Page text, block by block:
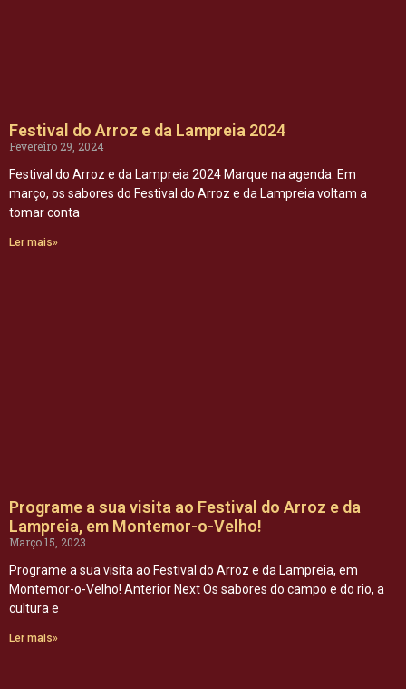
Festival do Arroz e da Lampreia 2024
Fevereiro 29, 2024
Festival do Arroz e da Lampreia 2024 Marque na agenda: Em
março, os sabores do Festival do Arroz e da Lampreia voltam a
tomar conta
Ler mais»
Programe a sua visita ao Festival do Arroz e da
Lampreia, em Montemor-o-Velho!
Março 15, 2023
Programe a sua visita ao Festival do Arroz e da Lampreia, em
Montemor-o-Velho! Anterior Next Os sabores do campo e do rio, a
cultura e
Ler mais»